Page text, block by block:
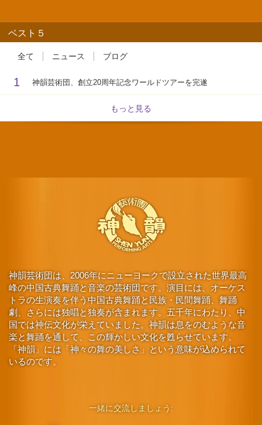
ベスト５
全て ニュース ブログ
1 神韻芸術団、創立20周年記念ワールドツアーを完遂
もっと見る
神韻芸術団は、2006年にニューヨークで設立された世界最高
峰の中国古典舞踊と音楽の芸術団です。演目には、オーケス
トラの生演奏を伴う中国古典舞踊と民族・民間舞踊、舞踊
劇、さらには独唱と独奏が含まれます。五千年にわたり、中
国では神伝文化が栄えていました。神韻は息をのむような音
楽と舞踊を通して、この輝かしい文化を甦らせています。
「神韻」には「神々の舞の美しさ」という意味が込められて
いるのです。
一緒に交流しましょう: